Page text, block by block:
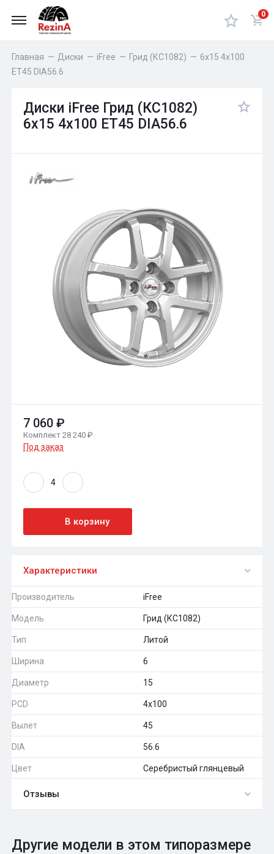
0
Главная — Диски — iFree — Грид (КС1082) — 6x15 4x100
ET45 DIA56.6
Диски iFree Грид (КС1082)
6x15 4x100 ET45 DIA56.6
7 060 ₽
Комплект 28 240 ₽
Под заказ
В корзину
Характеристики
Производитель iFree
Модель Грид (КС1082)
Тип Литой
Ширина 6
Диаметр 15
PCD 4x100
Вылет 45
DIA 56.6
Цвет Серебристый глянцевый
Отзывы
Общий рейтинг 0
Другие модели в этом типоразмере